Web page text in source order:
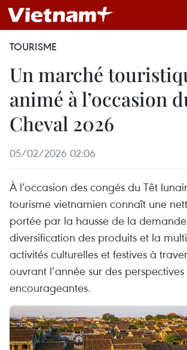
TOURISME
Un marché
animé à l’occasion
Cheval 2026
05/02/2026 02:06
À l’occasion des congés du Têt
tourisme vietnamien connaît une
portée par la hausse de la
diversification des produits et la
activités culturelles et festives à
ouvrant l’année sur des
encourageantes.